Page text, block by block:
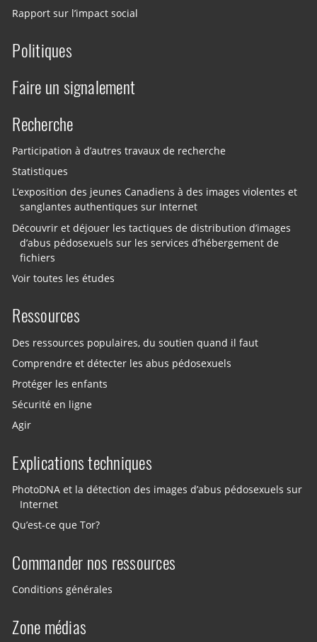
Rapport sur l’impact social
Politiques
Faire un signalement
Recherche
Participation à d’autres travaux de recherche
Statistiques
L’exposition des jeunes Canadiens à des images violentes et
sanglantes authentiques sur Internet
Découvrir et déjouer les tactiques de distribution d’images
d’abus pédosexuels sur les services d’hébergement de
fichiers
Voir toutes les études
Ressources
Des ressources populaires, du soutien quand il faut
Comprendre et détecter les abus pédosexuels
Protéger les enfants
Sécurité en ligne
Agir
Explications techniques
PhotoDNA et la détection des images d’abus pédosexuels sur
Internet
Qu’est-ce que Tor?
Commander nos ressources
Conditions générales
Zone médias